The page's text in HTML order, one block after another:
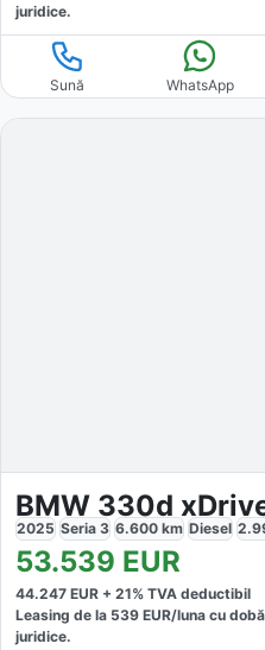
juridice.
Sună WhatsApp
BMW 330d
2025 Seria 3 6.600 km Diesel
53.539 EUR
44.247 EUR + 21% TVA deductibil
Leasing de la 539 EUR/luna cu
juridice.